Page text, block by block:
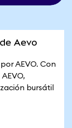
Aevo
AEVO. Con
bursátil